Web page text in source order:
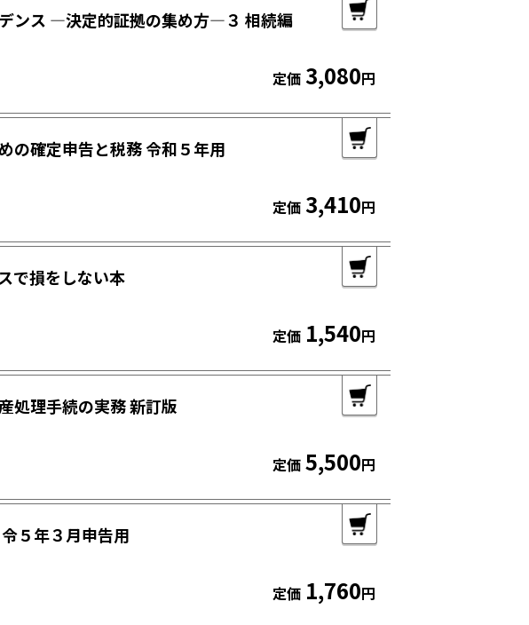
ンス ―決定的証拠の集め方―３ 相続編
定価3,080円
の確定申告と税務 令和５年用
定価3,410円
で損をしない本
定価1,540円
処理手続の実務 新訂版
定価5,500円
５年３月申告用
定価1,760円